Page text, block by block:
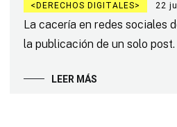
DERECHOS DIGITALES 22
La cacería en redes sociales
la publicación de un solo
LEER MÁS